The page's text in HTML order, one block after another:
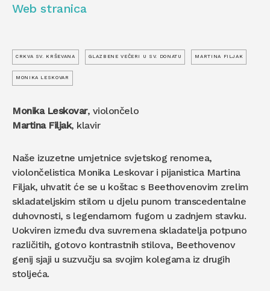
Web stranica
CRKVA SV. KRŠEVANA GLAZBENE VEČERI U SV. DONATU MARTINA FILJAK
MONIKA LESKOVAR
Monika Leskovar, violončelo
Martina Filjak, klavir
Naše izuzetne umjetnice svjetskog renomea,
violončelistica Monika Leskovar i pijanistica Martina
Filjak, uhvatit će se u koštac s Beethovenovim zrelim
skladateljskim stilom u djelu punom transcedentalne
duhovnosti, s legendarnom fugom u zadnjem stavku.
Uokviren između dva suvremena skladatelja potpuno
različitih, gotovo kontrastnih stilova, Beethovenov
genij sjaji u suzvučju sa svojim kolegama iz drugih
stoljeća.